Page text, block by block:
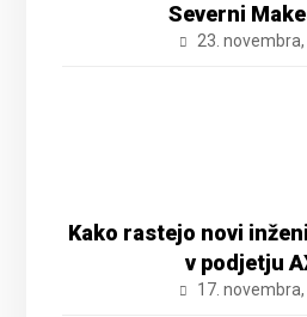
Severni
23.
Kako rastejo novi
v podjetju
17.